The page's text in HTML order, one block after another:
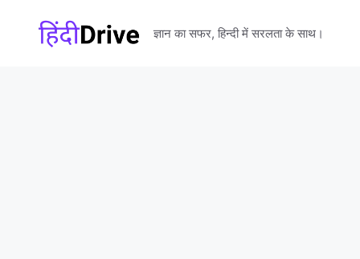
content
ज्ञान का सफर, हिन्दी में सरलता के साथ।